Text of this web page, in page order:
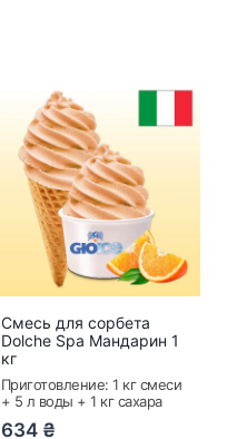
Смесь для сорбета
Dolche Spa Мандарин 1
кг
Приготовление: 1 кг смеси
+ 5 л воды + 1 кг сахара
634 ₴